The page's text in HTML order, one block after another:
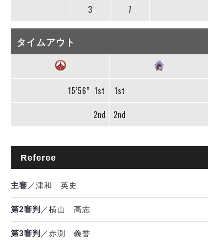
3 7
タイムアウト
15’56” 1st 1st
2nd 2nd
Referee
主審 ／津和 英史
第2審判 ／横山 高志
第3審判 ／赤渕 義誉